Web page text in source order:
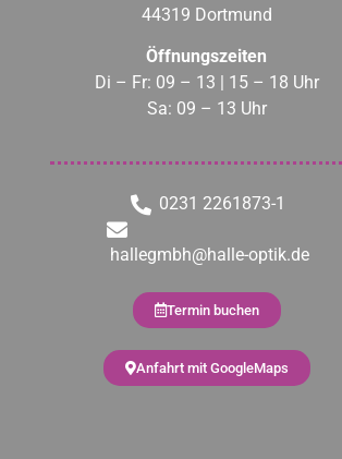
44319 Dortmund
Öffnungszeiten
Di – Fr: 09 – 13 | 15 – 18 Uhr
Sa: 09 – 13 Uhr
0231 2261873-1
hallegmbh@halle-optik.de
Termin buchen
Anfahrt mit GoogleMaps